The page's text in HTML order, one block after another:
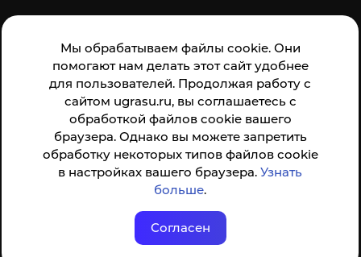
Мы обрабатываем файлы cookie. Они
помогают нам делать этот сайт удобнее
для пользователей. Продолжая работу с
сайтом ugrasu.ru, вы соглашаетесь с
обработкой файлов cookie вашего
браузера. Однако вы можете запретить
обработку некоторых типов файлов cookie
в настройках вашего браузера.Узнать
больше.
Согласен
организации:
Анкета доступна по QR-коду, а так же по прямой
ссылке
© ФГБОУ ВО ЮГУ 2001–2026